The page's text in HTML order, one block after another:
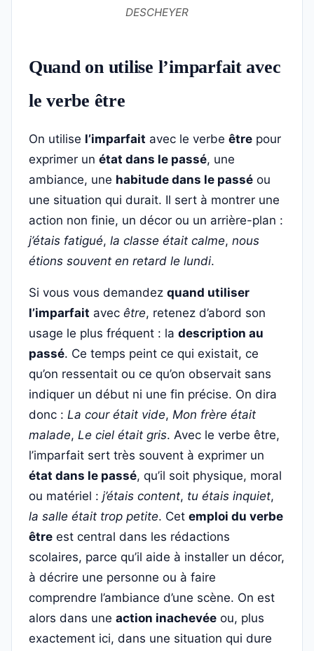
DESCHEYER
Quand on utilise l’imparfait avec
le verbe être
On utilise l’imparfait avec le verbe être pour
exprimer un état dans le passé, une
ambiance, une habitude dans le passé ou
une situation qui durait. Il sert à montrer une
action non finie, un décor ou un arrière-plan :
j’étais fatigué, la classe était calme, nous
étions souvent en retard le lundi.
Si vous vous demandez quand utiliser
l’imparfait avec être, retenez d’abord son
usage le plus fréquent : la description au
passé. Ce temps peint ce qui existait, ce
qu’on ressentait ou ce qu’on observait sans
indiquer un début ni une fin précise. On dira
donc : La cour était vide, Mon frère était
malade, Le ciel était gris. Avec le verbe être,
l’imparfait sert très souvent à exprimer un
état dans le passé, qu’il soit physique, moral
ou matériel : j’étais content, tu étais inquiet,
la salle était trop petite. Cet emploi du verbe
être est central dans les rédactions
scolaires, parce qu’il aide à installer un décor,
à décrire une personne ou à faire
comprendre l’ambiance d’une scène. On est
alors dans une action inachevée ou, plus
exactement ici, dans une situation qui dure